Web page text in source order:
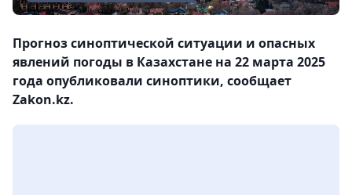
Прогноз синоптической ситуации и опасных
явлений погоды в Казахстане на 22 марта 2025
года опубликовали синоптики, сообщает
Zakon.kz.